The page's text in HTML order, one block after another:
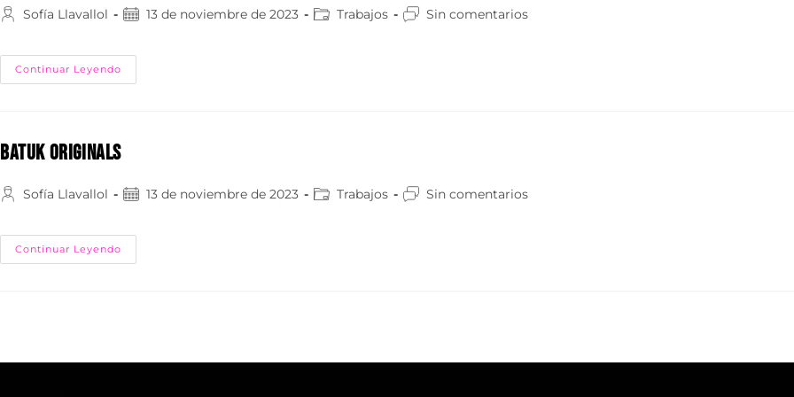
Sofía Llavallol 13 de noviembre de 2023 Trabajos Sin comentarios
Continuar Leyendo
BATUK ORIGINALS
Sofía Llavallol 13 de noviembre de 2023 Trabajos Sin comentarios
Continuar Leyendo